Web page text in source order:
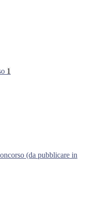
1
(da pubblicare in